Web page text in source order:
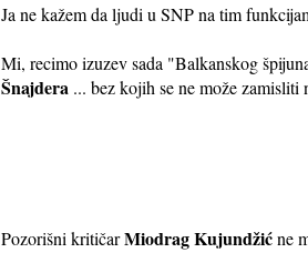
Ja ne kažem da ljudi u SNP na tim
Mi, recimo izuzev sada "Balkanskog
Šnajdera ... bez kojih se ne može zamisliti
Pozorišni kritičarMiodrag Kujundžićne